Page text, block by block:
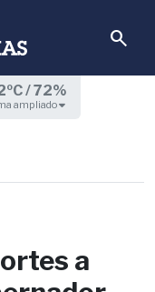
search
/ 72%
ampliado
a